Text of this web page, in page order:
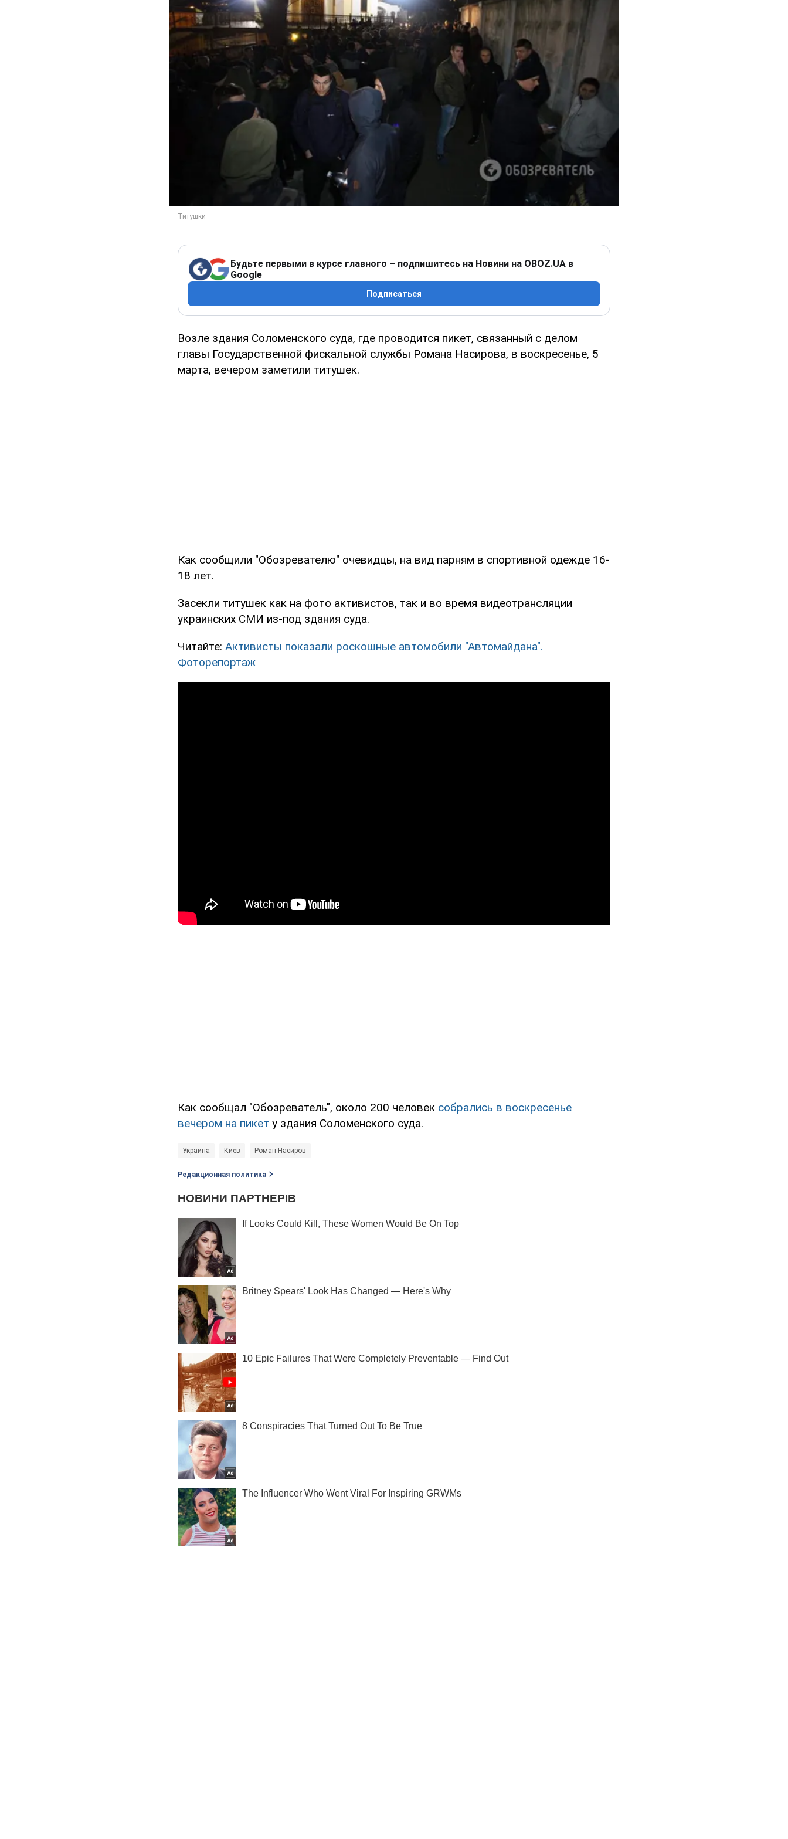
Будьте первыми в курсе главного – подпишитесь на Новини на OBOZ.UA в
Google
Подписаться
Возле здания Соломенского суда, где проводится пикет, связанный с делом
главы Государственной фискальной службы Романа Насирова, в воскресенье, 5
марта, вечером заметили титушек.
Как сообщили "Обозревателю" очевидцы, на вид парням в спортивной одежде 16-
18 лет.
Засекли титушек как на фото активистов, так и во время видеотрансляции
украинских СМИ из-под здания суда.
Читайте: Активисты показали роскошные автомобили "Автомайдана".
Фоторепортаж
Как сообщал "Обозреватель", около 200 человек собрались в воскресенье
вечером на пикет у здания Соломенского суда.
Украина Киев Роман Насиров
Редакционная политика